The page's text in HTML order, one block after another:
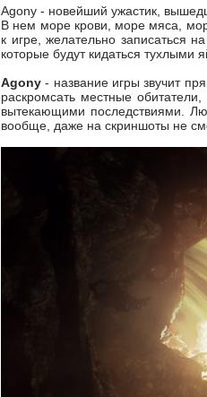
Agony - новейший ужастик,
В нем море крови, море мяса,
к игре, желательно записаться
которые будут кидаться тухлыми
Agony- название игры звучит
раскромсать местные
вытекающими последствиями.
вообще, даже на скриншоты не